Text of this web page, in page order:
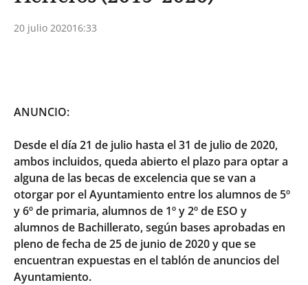
20 julio 202016:33
ANUNCIO:
Desde el día 21 de julio hasta el 31 de julio de 2020,
ambos incluidos, queda abierto el plazo para optar a
alguna de las becas de excelencia que se van a
otorgar por el Ayuntamiento entre los alumnos de 5º
y 6º de primaria, alumnos de 1º y 2º de ESO y
alumnos de Bachillerato, según bases aprobadas en
pleno de fecha de 25 de junio de 2020 y que se
encuentran expuestas en el tablón de anuncios del
Ayuntamiento.